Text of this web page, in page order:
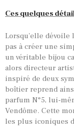
Ces quelques
Lorsqu’elle dévoile
pas à créer une
un véritable bijou
alors directeur
inspiré de deux
boîtier reprend
parfum N°5, lui-
Vendôme. Cette
les plus iconiques